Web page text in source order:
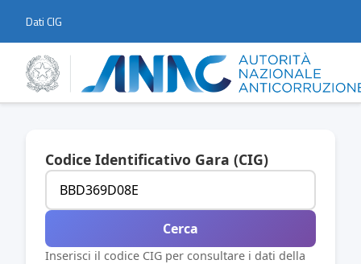
Dati CIG
Codice Identificativo Gara (CIG)
Cerca
Inserisci il codice CIG per consultare i dati della